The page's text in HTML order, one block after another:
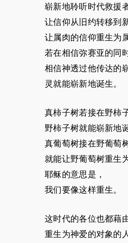
崭新地聆听时代救援
让信仰从旧约转移到
让属肉的信仰重生为
若在相信弥赛亚的同
相信神透过他传达的
灵就能崭新地诞生。
真柿子树若接在野柿
野柿子树就能崭新地
真葡萄树接在野葡萄
就能让野葡萄树重生
耶稣的意思是，
我们要像这样重生。
这时代的各位也都藉
重生为神爱的对象的人